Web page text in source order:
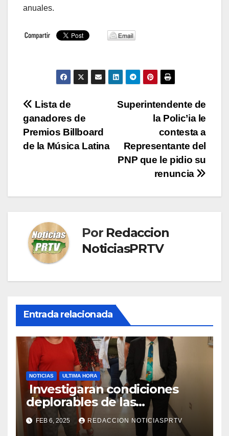
anuales.
Navegación
de
entradas
Superintendente de
la Polic’ia le
contesta a
Representante del
PNP que le pidio su
renuncia
Lista de
ganadores de
Premios Billboard
de la Música Latina
Por Redaccion
NoticiasPRTV
Entrada relacionada
NOTICIAS ULTIMA HORA
Investigaran condiciones
deplorables de las
facilidades el Departamento
de la Salud en Mayagüez
FEB 6, 2025 REDACCION NOTICIASPRTV